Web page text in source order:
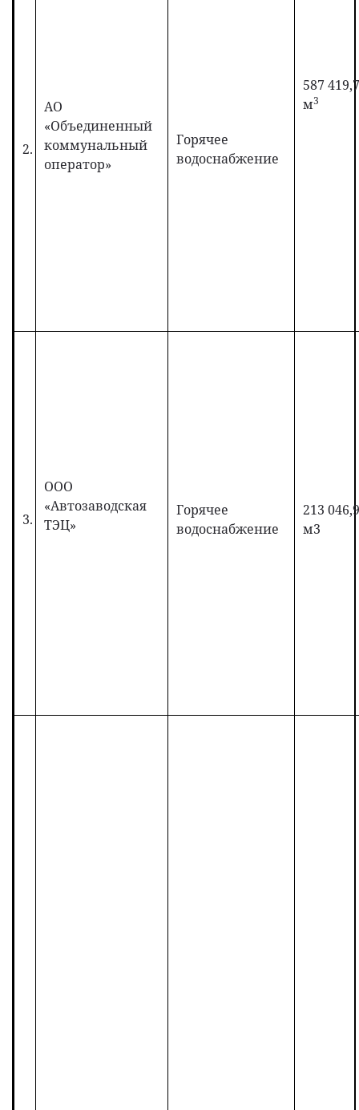
2.
АО
«Объединенный
коммунальный
оператор»
Горячее
водоснабжение
587
м3
3.
ООО
«Автозаводская
ТЭЦ»
Горячее
водоснабжение
213
м3